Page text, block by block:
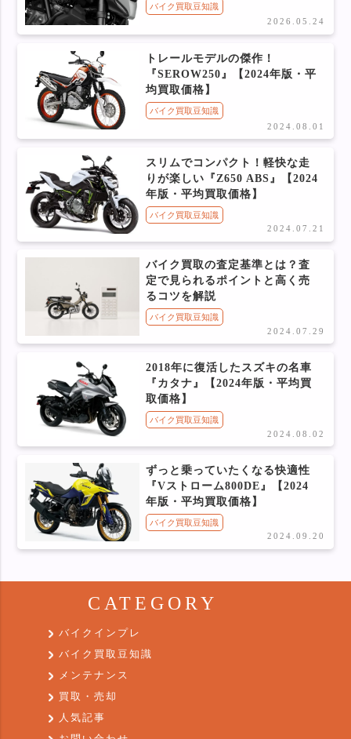
バイク買取豆知識
2026.05.24
トレールモデルの傑作！
『SEROW250』【2024年版・平
均買取価格】
バイク買取豆知識
2024.08.01
スリムでコンパクト！軽快な走
りが楽しい『Z650 ABS』【2024
年版・平均買取価格】
バイク買取豆知識
2024.07.21
バイク買取の査定基準とは？査
定で見られるポイントと高く売
るコツを解説
バイク買取豆知識
2024.07.29
2018年に復活したスズキの名車
『カタナ』【2024年版・平均買
取価格】
バイク買取豆知識
2024.08.02
ずっと乗っていたくなる快適性
『Vストローム800DE』【2024
年版・平均買取価格】
バイク買取豆知識
2024.09.20
CATEGORY
バイクインプレ
バイク買取豆知識
メンテナンス
買取・売却
人気記事